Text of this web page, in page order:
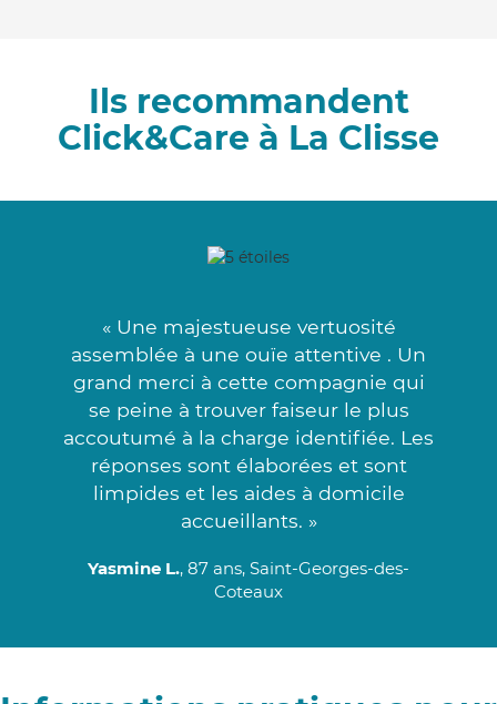
Ils recommandent
Click&Care à La Clisse
« Une majestueuse vertuosité
assemblée à une ouïe attentive . Un
grand merci à cette compagnie qui
se peine à trouver faiseur le plus
accoutumé à la charge identifiée. Les
réponses sont élaborées et sont
limpides et les aides à domicile
accueillants. »
Yasmine L., 87 ans, Saint-Georges-des-
Coteaux